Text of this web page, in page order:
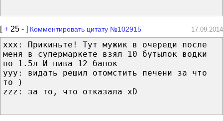
[+ 25 - ] Комментировать цитату №102915 17.09.2014
xxx: Прикиньте! Тут мужик в очереди после
меня в супермаркете взял 10 бутылок водки
по 1.5л И пива 12 банок
yyy: видать решил отомстить печени за что
то )
zzz: за то, что отказала xD